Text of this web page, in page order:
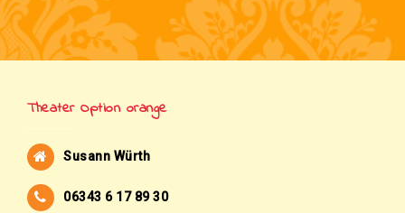
Theater Option orange
Susann Würth
06343 6 17 89 30